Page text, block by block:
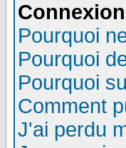
Pourquoi
Pourquoi
Pourquoi
Comment
J'ai perdu